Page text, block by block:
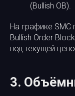
(Bullish OB).
На графике
Bullish Order
под текущей
3.